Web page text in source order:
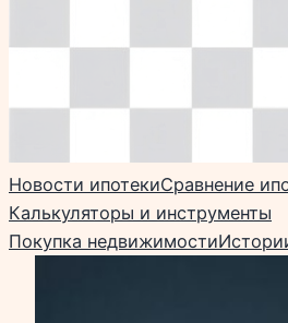
Новости ипотекиСравнение
Калькуляторы и инструменты
Покупка недвижимости